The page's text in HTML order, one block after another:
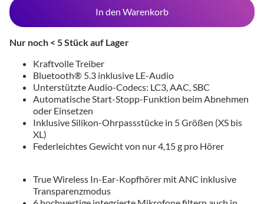
In den Warenkorb
Nur noch < 5 Stück auf Lager
Kraftvolle Treiber
Bluetooth® 5.3 inklusive LE-Audio
Unterstützte Audio-Codecs: LC3, AAC, SBC
Automatische Start-Stopp-Funktion beim Abnehmen
oder Einsetzen
Inklusive Silikon-Ohrpassstücke in 5 Größen (XS bis
XL)
Federleichtes Gewicht von nur 4,15 g pro Hörer
True Wireless In-Ear-Kopfhörer mit ANC inklusive
Transparenzmodus